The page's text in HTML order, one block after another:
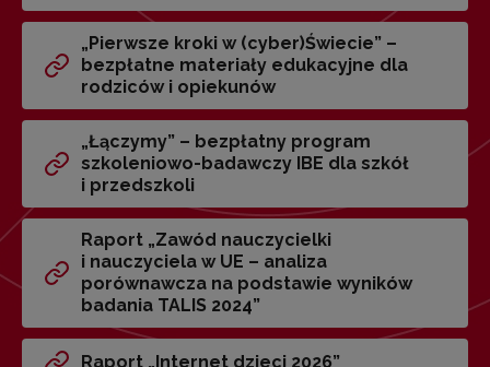
„Pierwsze kroki w (cyber)Świecie” –
bezpłatne materiały edukacyjne dla
rodziców i opiekunów
„Łączymy” – bezpłatny program
szkoleniowo-badawczy IBE dla szkół
i przedszkoli
Raport „Zawód nauczycielki
i nauczyciela w UE – analiza
porównawcza na podstawie wyników
badania TALIS 2024”
Raport „Internet dzieci 2026”